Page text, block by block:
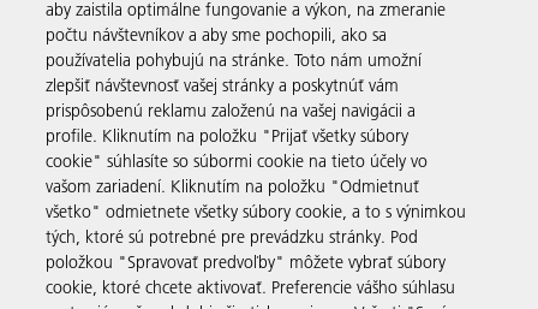
Obchodné riešenia
Produkty a služby
Podpora a kontakt
Zdroje
aby zaistila optimálne fungovanie a výkon, na zmeranie
počtu návštevníkov a aby sme pochopili, ako sa
používatelia pohybujú na stránke. Toto nám umožní
zlepšiť návštevnosť vašej stránky a poskytnúť vám
prispôsobenú reklamu založenú na vašej navigácii a
profile. Kliknutím na položku "Prijať všetky súbory
cookie" súhlasíte so súbormi cookie na tieto účely vo
vašom zariadení. Kliknutím na položku "Odmietnuť
všetko" odmietnete všetky súbory cookie, a to s výnimkou
tých, ktoré sú potrebné pre prevádzku stránky. Pod
položkou "Spravovať predvoľby" môžete vybrať súbory
cookie, ktoré chcete aktivovať. Preferencie vášho súhlasu